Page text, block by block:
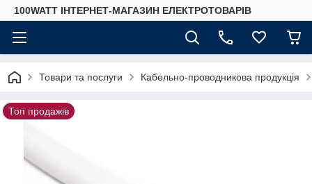
100WATT ІНТЕРНЕТ-МАГАЗИН ЕЛЕКТРОТОВАРІВ
Товари та послуги Кабельно-проводникова продукція
Топ продажів